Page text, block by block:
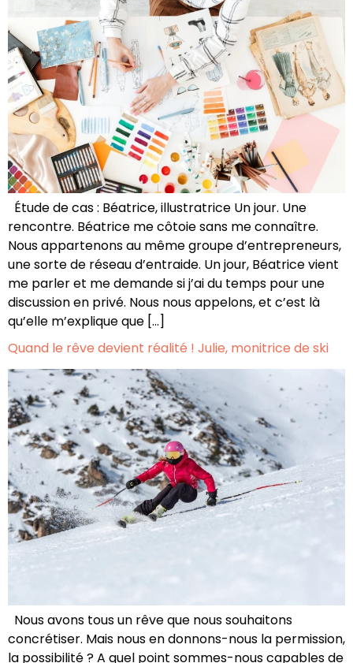
Étude de cas : Béatrice, illustratrice Un jour. Une
rencontre. Béatrice me côtoie sans me connaître.
Nous appartenons au même groupe d’entrepreneurs,
une sorte de réseau d’entraide. Un jour, Béatrice vient
me parler et me demande si j’ai du temps pour une
discussion en privé. Nous nous appelons, et c’est là
qu’elle m’explique que […]
Quand le rêve devient réalité ! Julie, monitrice de ski
Nous avons tous un rêve que nous souhaitons
concrétiser. Mais nous en donnons-nous la permission,
la possibilité ? A quel point sommes-nous capables de